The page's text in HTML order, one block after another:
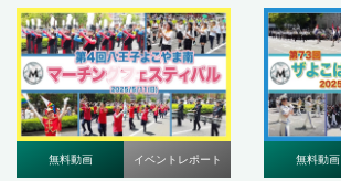
無料動画 イベントレポート 無料動画